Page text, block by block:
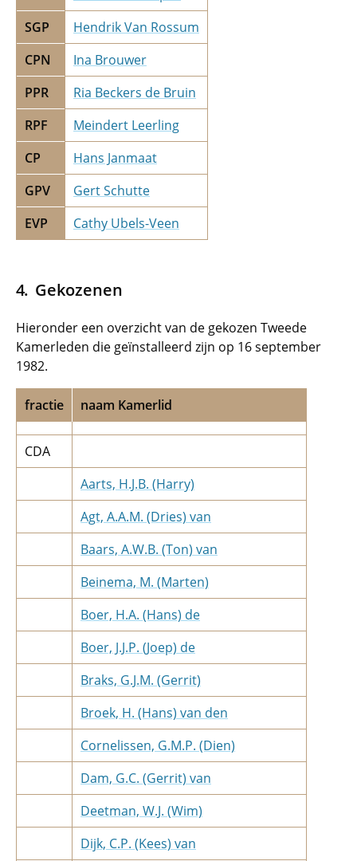
SGP
Hendrik Van Rossum
CPN
Ina Brouwer
PPR
Ria Beckers de Bruin
RPF
Meindert Leerling
CP
Hans Janmaat
GPV
Gert Schutte
EVP
Cathy Ubels-Veen
Gekozenen
Hieronder een overzicht van de gekozen Tweede
Kamerleden die geïnstalleerd zijn op 16 september
1982.
fractie naam Kamerlid
CDA
Aarts, H.J.B. (Harry)
Agt, A.A.M. (Dries) van
Baars, A.W.B. (Ton) van
Beinema, M. (Marten)
Boer, H.A. (Hans) de
Boer, J.J.P. (Joep) de
Braks, G.J.M. (Gerrit)
Broek, H. (Hans) van den
Cornelissen, G.M.P. (Dien)
Dam, G.C. (Gerrit) van
Deetman, W.J. (Wim)
Dijk, C.P. (Kees) van